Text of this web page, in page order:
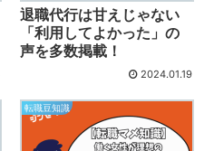
退職代行は甘えじゃない
「利用してよかった」の
声を多数掲載！
2024.01.19
転職豆知識